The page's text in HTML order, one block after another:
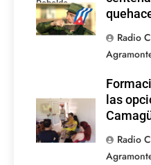
Rebelde
Radio
las
Radio